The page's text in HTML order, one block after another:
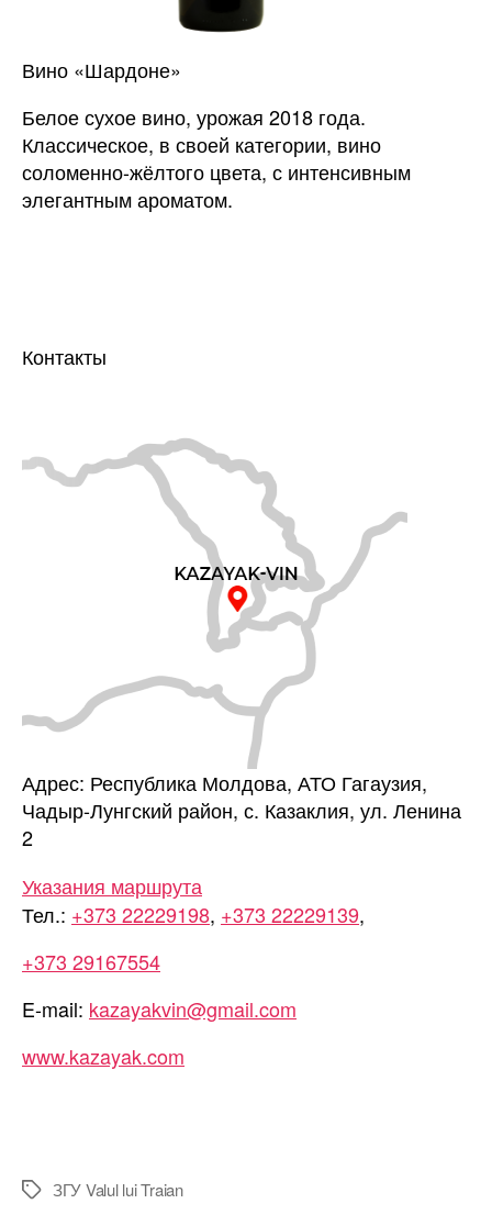
Вино «Шардоне»
Белое сухое вино, урожая 2018 года.
Классическое, в своей категории, вино
соломенно-жёлтого цвета, с интенсивным
элегантным ароматом.
Контакты
Адрес: Республика Молдова, АТО Гагаузия,
Чадыр-Лунгский район, с. Казаклия, ул. Ленина
2
Указания маршрута
Тел.: +373 22229198, +373 22229139,
+373 29167554
E-mail: kazayakvin@gmail.com
www.kazayak.com
МеткиЗГУ Valul lui Traian